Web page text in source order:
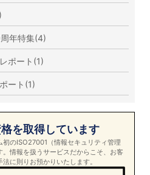
年特集(4)
ポート(1)
ート(1)
を取得しています
のISO27001（情報セキュリティ管理
情報を扱うサービスだからこそ、お客
に則りお預かりいたします。